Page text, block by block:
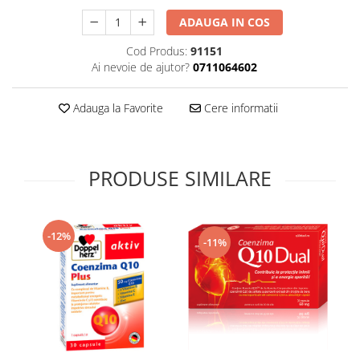
Supliment Vitamina D3
Supliment Zinc
Tincturi si Gemoderivate
Tuse gat si respiratie
ADAUGA IN COS
Cod Produs: 91151
Ai nevoie de ajutor? 0711064602
Adauga la Favorite Cere informatii
PRODUSE SIMILARE
-12% -11%